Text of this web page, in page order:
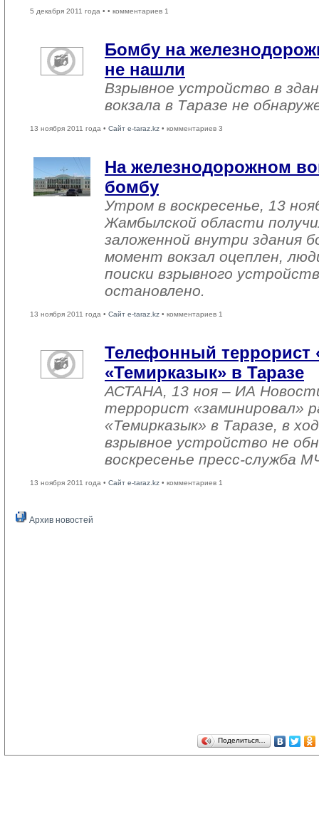
5 декабря 2011 года • • комментариев 1
Бомбу на
не нашли
Взрывное устройство в
вокзала в Таразе не
13 ноября 2011 года • Сайт e-taraz.kz • комментариев 3
На железнодорожном
бомбу
Утром в воскресенье, 13
Жамбылской области
заложенной внутри здания
момент вокзал оцеплен,
поиски взрывного
остановлено.
13 ноября 2011 года • Сайт e-taraz.kz • комментариев 1
Телефонный террорист
«Темирказык» в Таразе
АСТАНА, 13 ноя – ИА
террорист «заминировал»
«Темирказык» в Таразе, в
взрывное устройство не
воскресенье пресс-служба
13 ноября 2011 года • Сайт e-taraz.kz • комментариев 1
Архив новостей
Поделиться…